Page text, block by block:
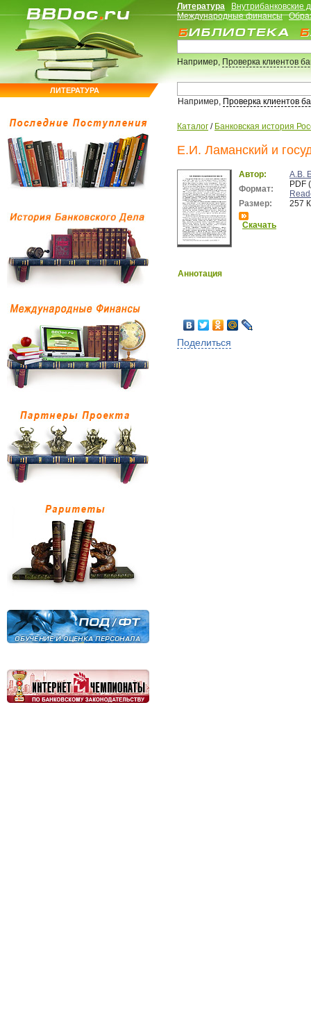
ЛИТЕРАТУРА
Литература
Внутрибанковские
Международные финансы
Например,Проверка клиентов
Например, Проверка клиентов
Каталог / Банковская история
Е.И. Ламанский и
Автор:
А.В.
Формат:
PDF
Размер:
257
Скачать
Аннотация
Поделиться